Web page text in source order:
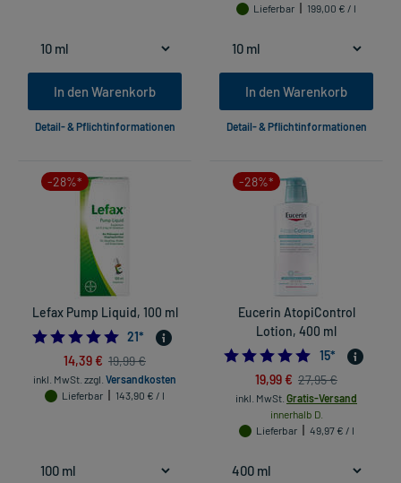
In den Warenkorb
Detail- & Pflichtinformationen
Lieferbar
199,00 € / l
In den Warenkorb
Detail- & Pflichtinformationen
-28%*
Lefax Pump Liquid, 100 ml
4.9523809523809526
21*
14,39 € 19,99 €
inkl. MwSt. zzgl. Versandkosten
Lieferbar
143,90 € / l
-28%*
Eucerin AtopiControl
Lotion, 400 ml
15*
19,99 € 27,95 €
inkl. MwSt. Gratis-Versand
innerhalb D.
Lieferbar
49,97 € / l